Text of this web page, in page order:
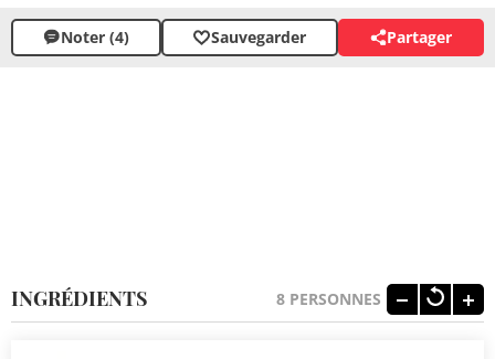
ainsi que divers légumes assaisonnés avec des touches
asiatiques telles que la sauce soja et le saké.
Noter (4) Sauvegarder Partager
INGRÉDIENTS 8 PERSONNES